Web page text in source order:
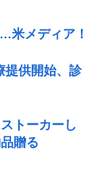
米メディア！
提供開始、診
トーカーし
贈る